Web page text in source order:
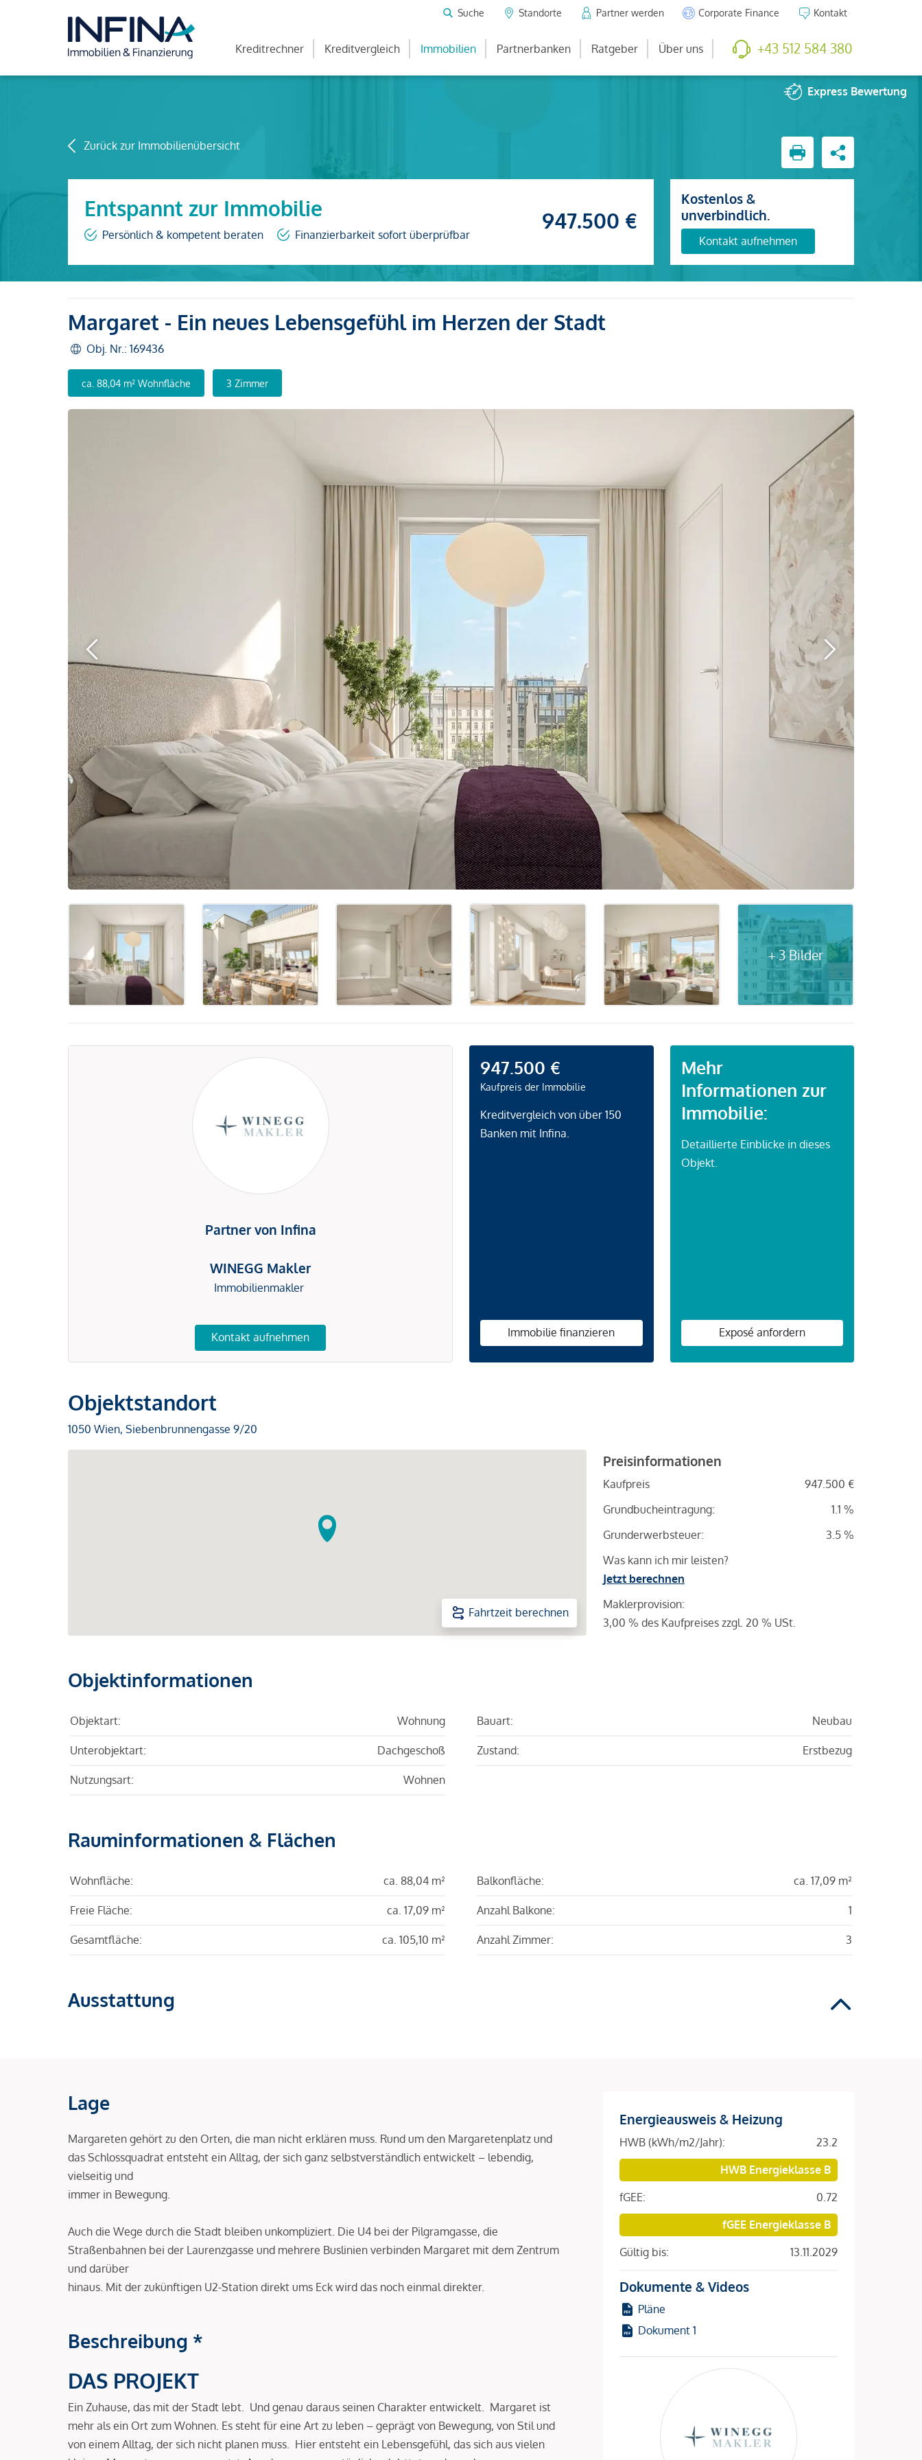
Suche Standorte Partner werden Corporate Finance Kontakt
Kreditrechner Kreditvergleich Immobilien Partnerbanken Ratgeber Über uns +43 512 584 380
Express Bewertung
Zurück zur Immobilienübersicht
Entspannt zur Immobilie
Persönlich & kompetent beraten Finanzierbarkeit sofort überprüfbar
947.500 €
Kostenlos &
unverbindlich.
Kontakt aufnehmen
+ 3 Bilder
Margaret - Ein neues Lebensgefühl im Herzen der Stadt
Obj. Nr.: 169436
ca. 88,04 m² Wohnfläche 3 Zimmer
Partner von Infina
WINEGG Makler
Immobilienmakler
Kontakt aufnehmen
947.500 €
Kaufpreis der Immobilie
Kreditvergleich von über 150
Banken mit Infina.
Immobilie finanzieren
Mehr
Informationen zur
Immobilie:
Detaillierte Einblicke in dieses
Objekt.
Exposé anfordern
Objektstandort
1050 Wien, Siebenbrunnengasse 9/20
Fahrtzeit berechnen
Preisinformationen
Kaufpreis
947.500 €
Grundbucheintragung:
1.1 %
Grunderwerbsteuer:
3.5 %
Was kann ich mir leisten?
Jetzt berechnen
Maklerprovision:
3,00 % des Kaufpreises zzgl. 20 % USt.
Objektinformationen
Objektart: Wohnung
Unterobjektart: Dachgeschoß
Nutzungsart: Wohnen
Bauart: Neubau
Zustand: Erstbezug
Rauminformationen & Flächen
Wohnfläche: ca. 88,04 m²
Freie Fläche: ca. 17,09 m²
Gesamtfläche: ca. 105,10 m²
Balkonfläche: ca. 17,09 m²
Anzahl Balkone: 1
Anzahl Zimmer: 3
Ausstattung
Lage
Margareten gehört zu den Orten, die man nicht erklären muss. Rund um den Margaretenplatz und
das Schlossquadrat entsteht ein Alltag, der sich ganz selbstverständlich entwickelt – lebendig,
vielseitig und
immer in Bewegung.
Auch die Wege durch die Stadt bleiben unkompliziert. Die U4 bei der Pilgramgasse, die
Straßenbahnen bei der Laurenzgasse und mehrere Buslinien verbinden Margaret mit dem Zentrum
und darüber
hinaus. Mit der zukünftigen U2-Station direkt ums Eck wird das noch einmal direkter.
Beschreibung *
DAS PROJEKT
Ein Zuhause, das mit der Stadt lebt. Und genau daraus seinen Charakter entwickelt. Margaret ist
mehr als ein Ort zum Wohnen. Es steht für eine Art zu leben – geprägt von Bewegung, von Stil und
von einem Alltag, der sich nicht planen muss. Hier entsteht ein Lebensgefühl, das sich aus vielen
Energieausweis & Heizung
HWB (kWh/m2/Jahr):
23.2
HWB Energieklasse B
fGEE:
0.72
fGEE Energieklasse B
Gültig bis:
13.11.2029
Dokumente & Videos
Pläne
Dokument 1